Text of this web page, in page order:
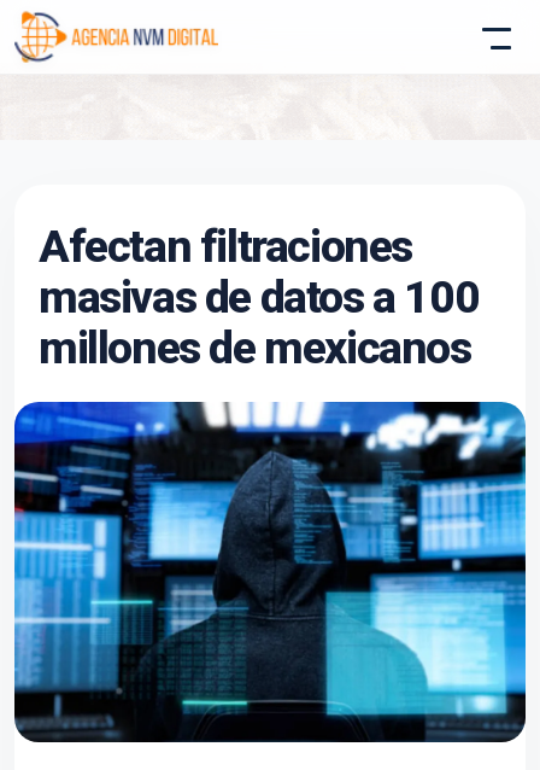
Afectan filtraciones
masivas de datos a 100
millones de mexicanos
Asistente conectado